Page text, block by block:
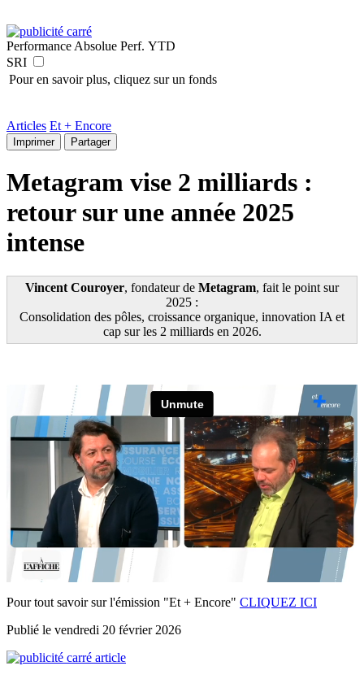
Performance Absolue Perf. YTD
SRI
Pour en savoir plus, cliquez sur un fonds
Articles Et + Encore
Imprimer Partager
Metagram vise 2 milliards :
retour sur une année 2025
intense
Vincent Couroyer, fondateur de Metagram, fait le point sur
2025 :
Consolidation des pôles, croissance organique, innovation IA et
cap sur les 2 milliards en 2026.
Pour tout savoir sur l'émission "Et + Encore" CLIQUEZ ICI
Publié le vendredi 20 février 2026